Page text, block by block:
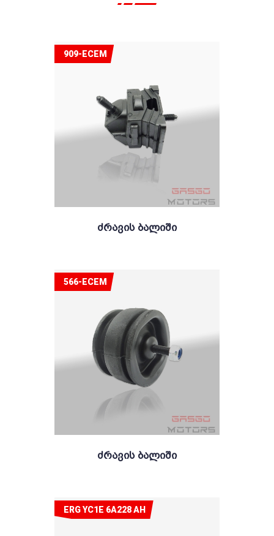
Ძრავის Ბალიში
909-ECEM
Ძრავის Ბალიში
566-ECEM
ERG YC1E 6A228 AH